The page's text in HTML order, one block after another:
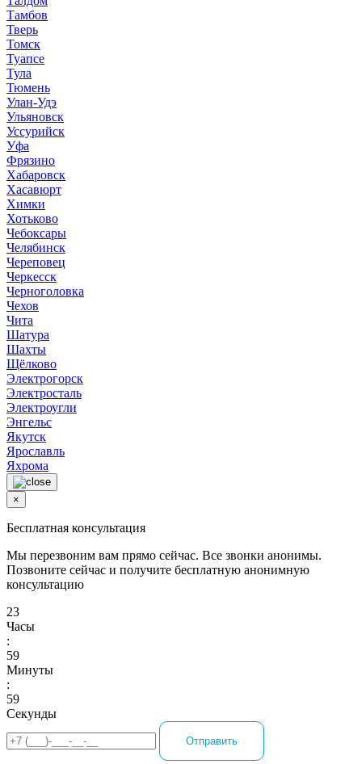
Тамбов
Тверь
Томск
Туапсе
Тула
Тюмень
Улан-Удэ
Ульяновск
Уссурийск
Уфа
Фрязино
Хабаровск
Хасавюрт
Химки
Хотьково
Чебоксары
Челябинск
Череповец
Черкесск
Черноголовка
Чехов
Чита
Шатура
Шахты
Щёлково
Электрогорск
Электросталь
Электроугли
Энгельс
Якутск
Ярославль
Яхрома
×
Бесплатная консультация
Мы перезвоним вам прямо сейчас. Все звонки анонимы.
Позвоните сейчас и получите бесплатную анонимную
консультацию
23
Часы
:
59
Минуты
:
59
Секунды
Отправить